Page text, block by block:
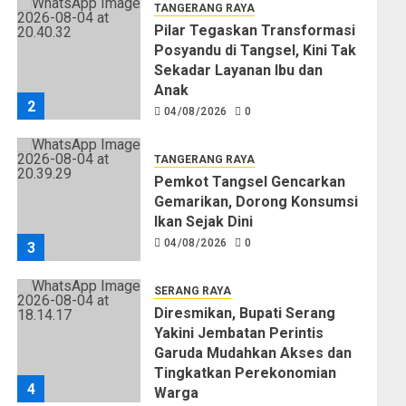
2
TANGERANG RAYA
Pilar Tegaskan Transformasi
Posyandu di Tangsel, Kini Tak
Sekadar Layanan Ibu dan
Anak
04/08/2026 0
3
TANGERANG RAYA
Pemkot Tangsel Gencarkan
Gemarikan, Dorong Konsumsi
Ikan Sejak Dini
04/08/2026 0
4
SERANG RAYA
Diresmikan, Bupati Serang
Yakini Jembatan Perintis
Garuda Mudahkan Akses dan
Tingkatkan Perekonomian
Warga